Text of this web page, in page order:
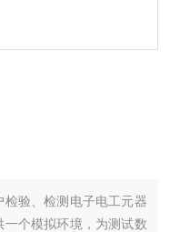
验、检测电子电工元器
个模拟环境，为测试数